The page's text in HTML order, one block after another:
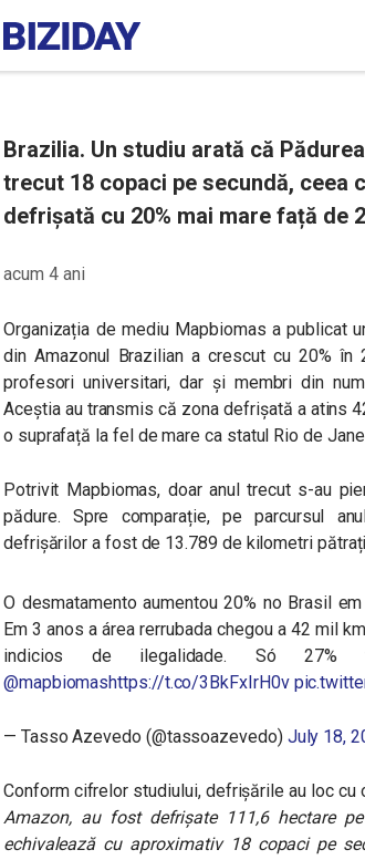
Brazilia. Un studiu arată că
trecut 18 copaci pe secundă, ceea
defrișată cu 20% mai mare față de
acum 4 ani
Organizația de mediu Mapbiomas a publicat
din Amazonul Brazilian a crescut cu 20% în
profesori universitari, dar și membri din
Aceștia au transmis că zona defrișată a atins
o suprafață la fel de mare ca statul Rio de
Potrivit Mapbiomas, doar anul trecut s-au
pădure. Spre comparație, pe parcursul
defrișărilor a fost de 13.789 de kilometri
O desmatamento aumentou 20% no Brasil
Em 3 anos a área rerrubada chegou a 42 mil
indicios de ilegalidade. Só 27%
@mapbiomashttps://t.co/3BkFxIrH0v
— Tasso Azevedo (@tassoazevedo) July 18,
Conform cifrelor studiului, defrișările au loc cu
Amazon, au fost defrișate 111,6 hectare
echivalează cu aproximativ 18 copaci pe